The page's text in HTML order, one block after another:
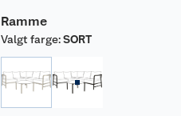
Ramme
Valgt farge:SORT